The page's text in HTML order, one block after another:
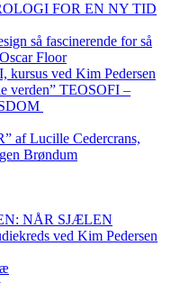
FOR EN NY TID
så fascinerende for så
Floor
ved Kim Pedersen
verden” TEOSOFI –
af Lucille Cedercrans,
Brøndum
NÅR SJÆLEN
ved Kim Pedersen